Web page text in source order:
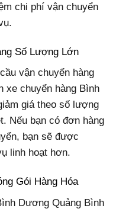
chi phí vận chuyển
Số Lượng Lớn
vận chuyển hàng
xe chuyển hàng Bình
giá theo số lượng
Nếu bạn có đơn hàng
bạn sẽ được
linh hoạt hơn.
Gói Hàng Hóa
Dương Quảng Bình